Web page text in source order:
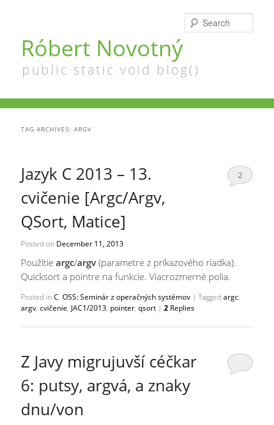
Róbert Novotný
public static void blog()
TAG ARCHIVES:ARGV
Jazyk C 2013 – 13.
cvičenie [Argc/Argv,
QSort, Matice]
Posted on December 11, 2013
2
Použitieargc/argv (parametre z príkazového riadka).
Quicksort a pointre na funkcie. Viacrozmerné polia.
Posted in C,OSS: Seminár z operačných systémov |Tagged argc,
argv,cvičenie, JAC1/2013, pointer,qsort |2 Replies
Z Javy migrujuvší céčkar
6: putsy, argvá, a znaky
dnu/von